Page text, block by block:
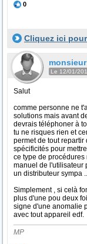
0
Cliquez ici
Le 12/01/
Salut
comme personne ne
solutions mais avant
devrais téléphoner à
tu ne risques rien et
permet de tout
spécificités pour
ce type de
manuel de l'utilisateur
un distributeur sympa
Simplement , si celà
plus d'une pou deux
signe d'une anomalie
avec tout appareil edf.
MP